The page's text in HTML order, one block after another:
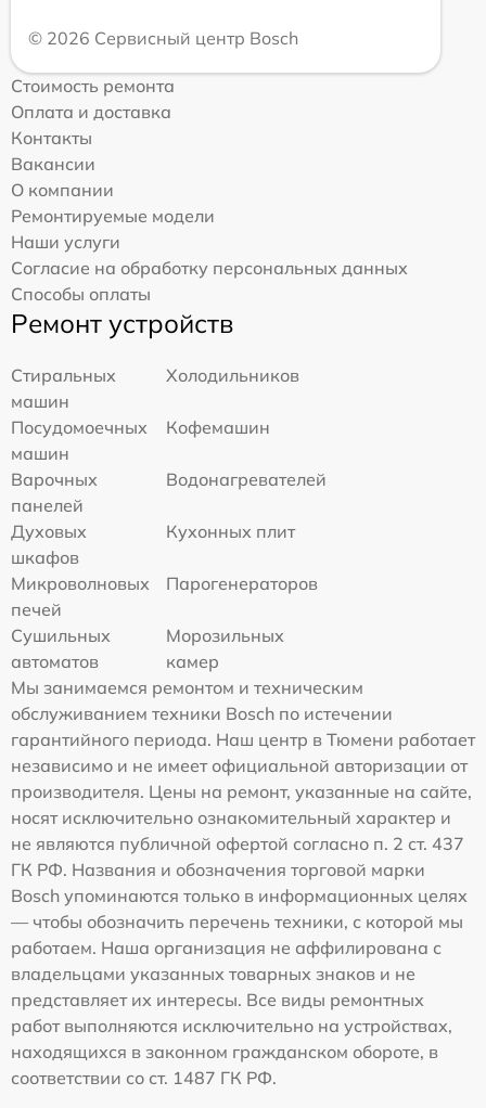
© 2026 Сервисный центр Bosch
Стоимость ремонта
Оплата и доставка
Контакты
Вакансии
О компании
Ремонтируемые модели
Наши услуги
Согласие на обработку персональных данных
Способы оплаты
Ремонт устройств
Стиральных
машин
Холодильников
Посудомоечных
машин
Кофемашин
Варочных
панелей
Водонагревателей
Духовых
шкафов
Кухонных плит
Микроволновых
печей
Парогенераторов
Сушильных
автоматов
Морозильных
камер
Мы занимаемся ремонтом и техническим
обслуживанием техники Bosch по истечении
гарантийного периода. Наш центр в Тюмени работает
независимо и не имеет официальной авторизации от
производителя. Цены на ремонт, указанные на сайте,
носят исключительно ознакомительный характер и
не являются публичной офертой согласно п. 2 ст. 437
ГК РФ. Названия и обозначения торговой марки
Bosch упоминаются только в информационных целях
— чтобы обозначить перечень техники, с которой мы
работаем. Наша организация не аффилирована с
владельцами указанных товарных знаков и не
представляет их интересы. Все виды ремонтных
работ выполняются исключительно на устройствах,
находящихся в законном гражданском обороте, в
соответствии со ст. 1487 ГК РФ.